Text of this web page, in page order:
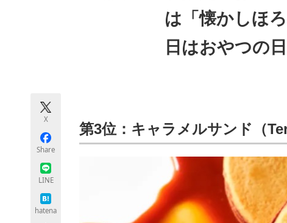
エレクトロニク
は「懐かしほ
日はおやつの日
X
Share
LINE
hatena
第3位：キャラメルサンド（